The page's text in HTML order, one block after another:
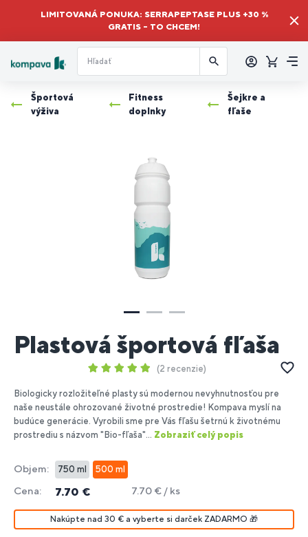
LIMITOVANÁ PONUKA: SERRAPEPTASE PLUS +30 %
GRATIS – TO CHCEM!
sa
Košík
Športová
výživa
Fitness
doplnky
Šejkre a
fľaše
Plastová športová fľaša
2 recenzie
Biologicky rozložiteľné plasty sú modernou nevyhnutnosťou pre
naše neustále ohrozované životné prostredie! Kompava myslí na
budúce generácie. Vyrobili sme pre Vás fľašu šetrnú k životnému
prostrediu s názvom "Bio-fľaša"... Zobraziť celý popis
Objem: 750 ml 500 ml
Cena: 7.70 € 7.70 € / ks
Nakúpte nad 30 € a vyberte si darček ZADARMO 🎁